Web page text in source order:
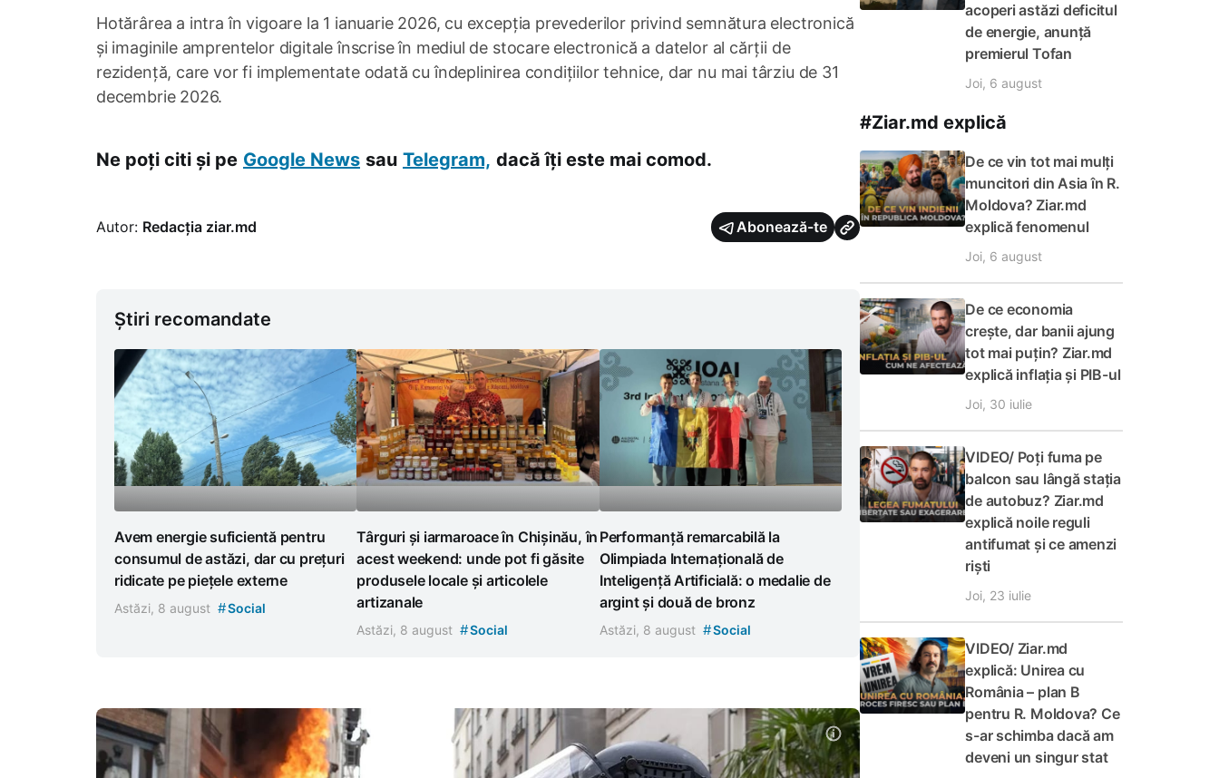
Hotărârea a intra în vigoare la 1 ianuarie 2026, cu excepția prevederilor privind semnătura electronică
și imaginile amprentelor digitale înscrise în mediul de stocare electronică a datelor al cărții de
rezidență, care vor fi implementate odată cu îndeplinirea condițiilor tehnice, dar nu mai târziu de 31
decembrie 2026.
Ne poți citi și pe Google News sau Telegram, dacă îți este mai comod.
Autor: Redacția ziar.md Abonează-te
Știri recomandate
Avem energie suficientă pentru
consumul de astăzi, dar cu prețuri
ridicate pe piețele externe
Astăzi, 8 august #Social
Târguri și iarmaroace în Chișinău, în
acest weekend: unde pot fi găsite
produsele locale și articolele
artizanale
Astăzi, 8 august #Social
Performanță remarcabilă la
Olimpiada Internațională de
Inteligență Artificială: o medalie de
argint și două de bronz
Astăzi, 8 august #Social
acoperi astăzi deficitul
de energie, anunță
premierul Tofan
Joi, 6 august
#Ziar.md explică
De ce vin tot mai mulți
muncitori din Asia în R.
Moldova? Ziar.md
explică fenomenul
Joi, 6 august
De ce economia
crește, dar banii ajung
tot mai puțin? Ziar.md
explică inflația și PIB-ul
Joi, 30 iulie
VIDEO/ Poți fuma pe
balcon sau lângă stația
de autobuz? Ziar.md
explică noile reguli
antifumat și ce amenzi
riști
Joi, 23 iulie
VIDEO/ Ziar.md
explică: Unirea cu
România – plan B
pentru R. Moldova? Ce
s-ar schimba dacă am
deveni un singur stat